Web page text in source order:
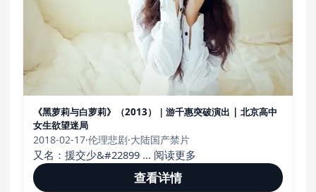
《黑萝莉与白萝莉》（2013）｜游千惠突破演出 | 北京高中
女生欲望迷局
2018-02-17·伦理悲剧·大陆国产禁片
又名：援交少&#22899 ... 阅读更多
查看详情